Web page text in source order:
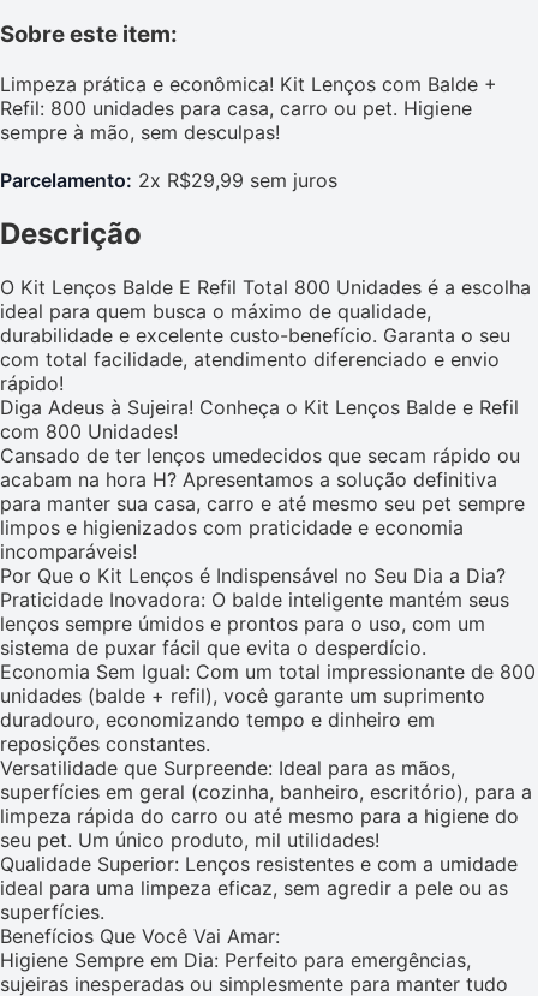
Sobre este item:
Limpeza prática e econômica! Kit Lenços com Balde +
Refil: 800 unidades para casa, carro ou pet. Higiene
sempre à mão, sem desculpas!
Parcelamento: 2x R$29,99 sem juros
Descrição
O Kit Lenços Balde E Refil Total 800 Unidades é a escolha
ideal para quem busca o máximo de qualidade,
durabilidade e excelente custo-benefício. Garanta o seu
com total facilidade, atendimento diferenciado e envio
rápido!
Diga Adeus à Sujeira! Conheça o Kit Lenços Balde e Refil
com 800 Unidades!
Cansado de ter lenços umedecidos que secam rápido ou
acabam na hora H? Apresentamos a solução definitiva
para manter sua casa, carro e até mesmo seu pet sempre
limpos e higienizados com praticidade e economia
incomparáveis!
Por Que o Kit Lenços é Indispensável no Seu Dia a Dia?
Praticidade Inovadora: O balde inteligente mantém seus
lenços sempre úmidos e prontos para o uso, com um
sistema de puxar fácil que evita o desperdício.
Economia Sem Igual: Com um total impressionante de 800
unidades (balde + refil), você garante um suprimento
duradouro, economizando tempo e dinheiro em
reposições constantes.
Versatilidade que Surpreende: Ideal para as mãos,
superfícies em geral (cozinha, banheiro, escritório), para a
limpeza rápida do carro ou até mesmo para a higiene do
seu pet. Um único produto, mil utilidades!
Qualidade Superior: Lenços resistentes e com a umidade
ideal para uma limpeza eficaz, sem agredir a pele ou as
superfícies.
Benefícios Que Você Vai Amar:
Higiene Sempre em Dia: Perfeito para emergências,
sujeiras inesperadas ou simplesmente para manter tudo